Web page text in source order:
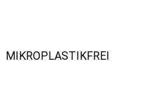
MIKROPLASTIKFREI